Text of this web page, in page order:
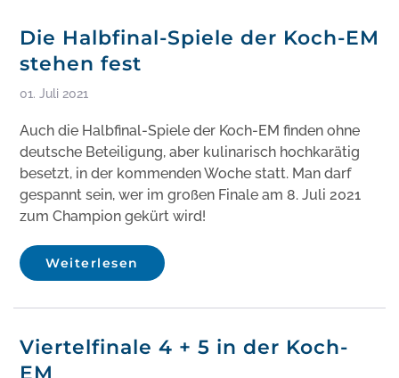
Die Halbfinal-Spiele der Koch-EM
stehen fest
01. Juli 2021
Auch die Halbfinal-Spiele der Koch-EM finden ohne
deutsche Beteiligung, aber kulinarisch hochkarätig
besetzt, in der kommenden Woche statt. Man darf
gespannt sein, wer im großen Finale am 8. Juli 2021
zum Champion gekürt wird!
Weiterlesen
Viertelfinale 4 + 5 in der Koch-